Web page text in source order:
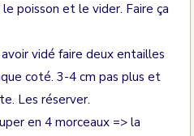
poisson et le vider. Faire ça
vidé faire deux entailles
coté. 3-4 cm pas plus et
Les réserver.
en 4 morceaux => la